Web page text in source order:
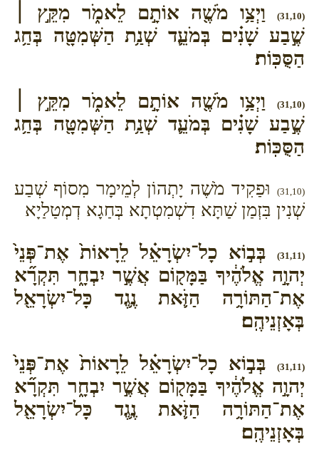
(31,10)
וַיְצַ֥ו מֹשֶׁ֖ה אוֹתָ֣ם לֵאמֹ֑ר מִקֵּ֣ץ ׀
שֶׁ֣בַע שָׁנִ֗ים בְּמֹעֵ֛ד שְׁנַ֥ת הַשְּׁמִטָּ֖ה בְּחַ֥ג
הַסֻּכּֽוֹת׃
(31,10)
וַיְצַ֥ו מֹשֶׁ֖ה אוֹתָ֣ם לֵאמֹ֑ר מִקֵּ֣ץ ׀
שֶׁ֣בַע שָׁנִ֗ים בְּמֹעֵ֛ד שְׁנַ֥ת הַשְּׁמִטָּ֖ה בְּחַ֥ג
הַסֻּכּֽוֹת׃
(31,10)
וּפַקִיד מֹשֶׁה יָתְהוֹן לְמֵימָר מִסוֹף שְׁבַע
שְׁנִין בִּזְמַן שַׁתָּא דִשְׁמִטְתָא בְּחַגָא דְמְטַלַיָא
(31,11)
בְּב֣וֹא כָל־יִשְׂרָאֵ֗ל לֵרָאוֹת֙ אֶת־פְּנֵי֙
יְהוָ֣ה אֱלֹהֶ֔יךָ בַּמָּק֖וֹם אֲשֶׁ֣ר יִבְחָ֑ר תִּקְרָ֞א
אֶת־הַתּוֹרָ֥ה הַזֹּ֛את נֶ֥גֶד כָּל־יִשְׂרָאֵ֖ל
בְּאָזְנֵיהֶֽם׃
(31,11)
בְּב֣וֹא כָל־יִשְׂרָאֵ֗ל לֵרָאוֹת֙ אֶת־פְּנֵי֙
יְהוָ֣ה אֱלֹהֶ֔יךָ בַּמָּק֖וֹם אֲשֶׁ֣ר יִבְחָ֑ר תִּקְרָ֞א
אֶת־הַתּוֹרָ֥ה הַזֹּ֛את נֶ֥גֶד כָּל־יִשְׂרָאֵ֖ל
בְּאָזְנֵיהֶֽם׃